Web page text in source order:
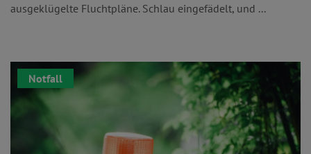
ausgeklügelte Fluchtpläne. Schlau eingefädelt, und ...
Notfall